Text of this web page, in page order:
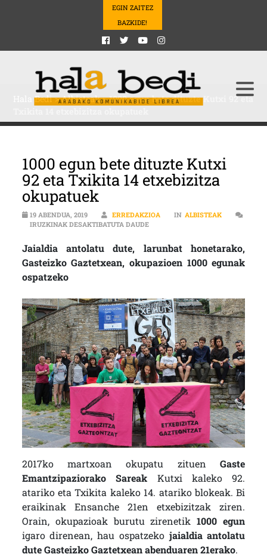
EGIN ZAITEZ
BAZKIDE!
Hala Bedi>Albisteak>1000 egun bete dituzte Kutxi 92 eta
1000 egun bete dituzte Kutxi
92 eta Txikita 14 etxebizitza
okupatuek
19 ABENDUA, 2019 ERREDAKZIOA IN ALBISTEAK
IRUZKINAK DESAKTIBATUTA DAUDE1000 EGUN BETE DITUZTE KUTXI
Jaialdia antolatu dute, larunbat honetarako,
Gasteizko Gaztetxean, okupazioen 1000 egunak
ospatzeko
2017ko martxoan okupatu zituenGaste
Emantzipaziorako Sareak Kutxi kaleko 92.
atariko eta Txikita kaleko 14. atariko blokeak. Bi
eraikinak Ensanche 21en etxebizitzak ziren.
Orain, okupazioak burutu zirenetik 1000 egun
igaro direnean, hau ospatzeko jaialdia antolatu
dute Gasteizko Gaztetxean abenduaren 21erako.